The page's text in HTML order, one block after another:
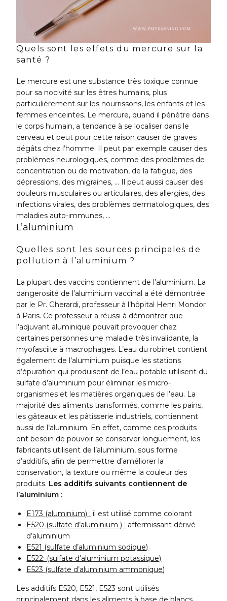
Quels sont les effets du mercure sur la
santé ?
Le mercure est une substance très toxique connue
pour sa nocivité sur les êtres humains, plus
particulièrement sur les nourrissons, les enfants et les
femmes enceintes. Le mercure, quand il pénètre dans
le corps humain, a tendance à se localiser dans le
cerveau et peut pour cette raison causer de graves
dégâts chez l’homme. Il peut par exemple causer des
problèmes neurologiques, comme des problèmes de
concentration ou de motivation, de la fatigue, des
dépressions, des migraines, … Il peut aussi causer des
douleurs musculaires ou articulaires, des allergies, des
infections virales, des problèmes dermatologiques, des
maladies auto-immunes, …
L’aluminium
Quelles sont les sources principales de
pollution à l’aluminium ?
La plupart des vaccins contiennent de l’aluminium. La
dangerosité de l’aluminium vaccinal a été démontrée
par le Pr. Gherardi, professeur à l’hôpital Henri Mondor
à Paris. Ce professeur a réussi à démontrer que
l’adjuvant aluminique pouvait provoquer chez
certaines personnes une maladie très invalidante, la
myofasciite à macrophages. L’eau du robinet contient
également de l’aluminium puisque les stations
d’épuration qui produisent de l’eau potable utilisent du
sulfate d’aluminium pour éliminer les micro-
organismes et les matières organiques de l’eau. La
majorité des aliments transformés, comme les pains,
les gâteaux et les pâtisserie industriels, contiennent
aussi de l’aluminium. En effet, comme ces produits
ont besoin de pouvoir se conserver longuement, les
fabricants utilisent de l’aluminium, sous forme
d’additifs, afin de permettre d’améliorer la
conservation, la texture ou même la couleur des
produits. Les additifs suivants contiennent de
l’aluminium :
E173 (aluminium) : il est utilisé comme colorant
E520 (sulfate d’aluminium ) : affermissant dérivé
d’aluminium
E521 (sulfate d’aluminium sodique)
E522: (sulfate d’aluminium potassique)
E523 (sulfate d’aluminium ammonique)
Les additifs E520, E521, E523 sont utilisés